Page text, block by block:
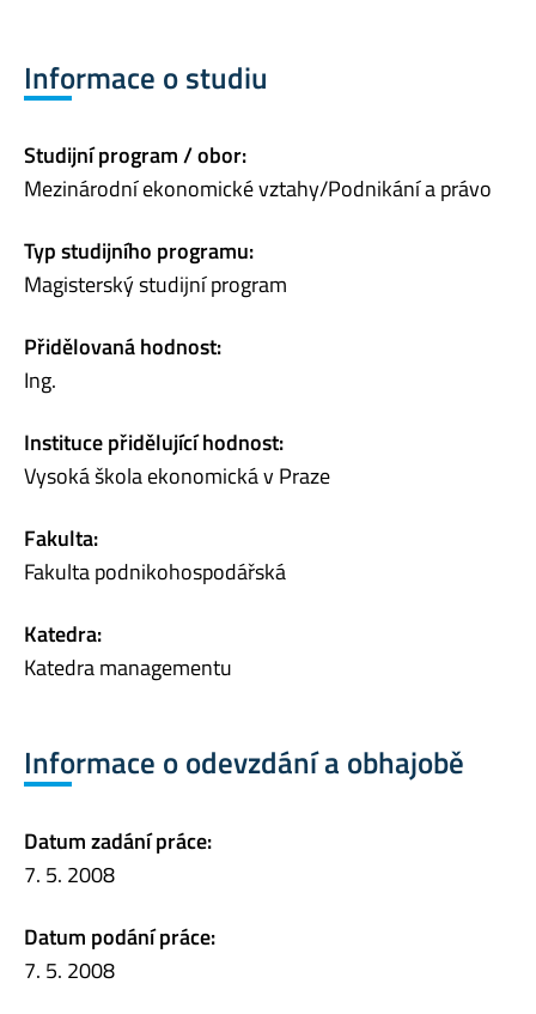
Informace o studiu
Studijní program / obor:
Mezinárodní ekonomické vztahy/Podnikání a právo
Typ studijního programu:
Magisterský studijní program
Přidělovaná hodnost:
Ing.
Instituce přidělující hodnost:
Vysoká škola ekonomická v Praze
Fakulta:
Fakulta podnikohospodářská
Katedra:
Katedra managementu
Informace o odevzdání a obhajobě
Datum zadání práce:
7. 5. 2008
Datum podání práce:
7. 5. 2008